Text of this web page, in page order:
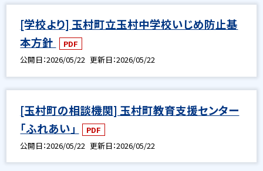
[学校より] 玉村町立玉村中学校いじめ防止基
本方針
PDF
公開日 2026/05/22 更新日 2026/05/22
[玉村町の相談機関] 玉村町教育支援センター
「ふれあい」
PDF
公開日 2026/05/22 更新日 2026/05/22